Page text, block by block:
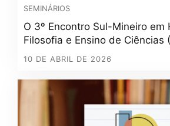
SEMINÁRIOS
O 3º Encontro Sul-Mineiro em
Filosofia e Ensino de Ciências
10 DE ABRIL DE 2026